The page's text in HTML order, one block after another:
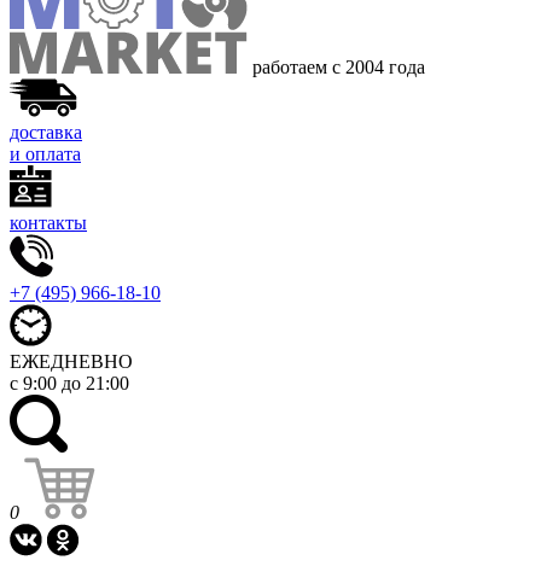
работаем с 2004 года
доставка
и оплата
контакты
+7 (495) 966-18-10
ЕЖЕДНЕВНО
с 9:00 до 21:00
0